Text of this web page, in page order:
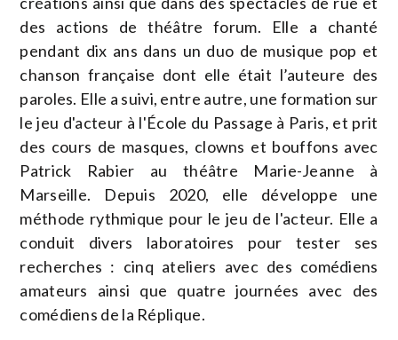
des actions de théâtre forum. Elle a chanté
pendant dix ans dans un duo de musique pop et
chanson française dont elle était l’auteure des
paroles. Elle a suivi, entre autre, une formation sur
le jeu d'acteur à l'École du Passage à Paris, et prit
des cours de masques, clowns et bouffons avec
Patrick Rabier au théâtre Marie-Jeanne à
Marseille. Depuis 2020, elle développe une
méthode rythmique pour le jeu de l'acteur. Elle a
conduit divers laboratoires pour tester ses
recherches : cinq ateliers avec des comédiens
amateurs ainsi que quatre journées avec des
comédiens de la Réplique.